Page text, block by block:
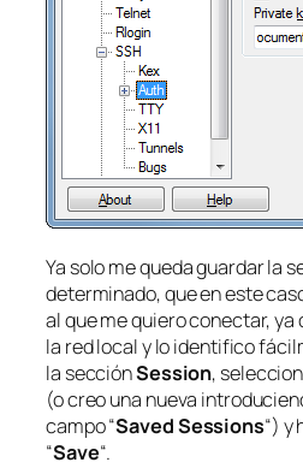
Ya solo me queda guardar la
determinado, que en este
al que me quiero conectar, ya
la red local y lo identifico
la secciónSession,
(o creo una nueva
campo “Saved Sessions“) y
“Save“.